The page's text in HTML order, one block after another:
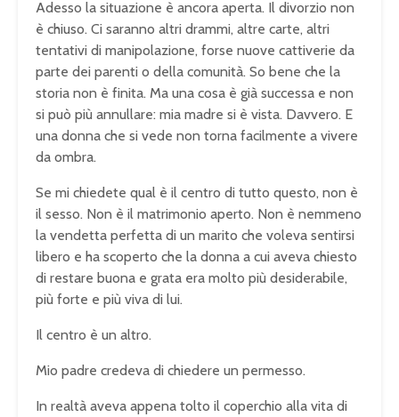
Adesso la situazione è ancora aperta. Il divorzio non
è chiuso. Ci saranno altri drammi, altre carte, altri
tentativi di manipolazione, forse nuove cattiverie da
parte dei parenti o della comunità. So bene che la
storia non è finita. Ma una cosa è già successa e non
si può più annullare: mia madre si è vista. Davvero. E
una donna che si vede non torna facilmente a vivere
da ombra.
Se mi chiedete qual è il centro di tutto questo, non è
il sesso. Non è il matrimonio aperto. Non è nemmeno
la vendetta perfetta di un marito che voleva sentirsi
libero e ha scoperto che la donna a cui aveva chiesto
di restare buona e grata era molto più desiderabile,
più forte e più viva di lui.
Il centro è un altro.
Mio padre credeva di chiedere un permesso.
In realtà aveva appena tolto il coperchio alla vita di